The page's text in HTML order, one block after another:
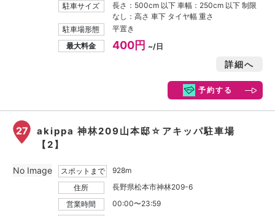
駐車サイズ
長さ：500cm 以下 車幅：250cm 以下 制限
なし：高さ 車下 タイヤ幅 重さ
駐車場形態
平置き
最大料金
400円 ~/日
詳細へ
予約する
27
akippa 神林209山本邸☆アキッパ駐車場
【2】
スポットまで
928m
住所
長野県松本市神林209-6
営業時間
00:00〜23:59
No Image